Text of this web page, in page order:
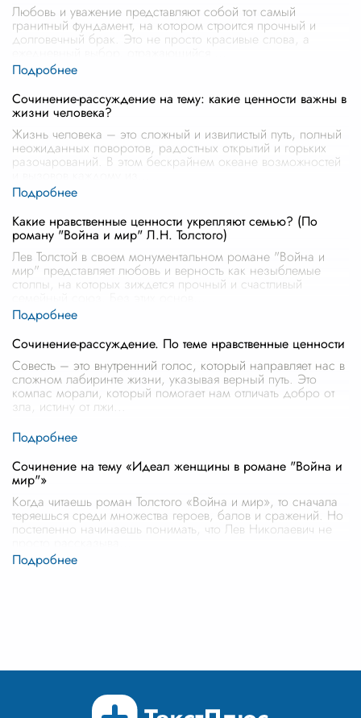
Любовь и уважение представляют собой тот самый
гранитный фундамент, на котором строится прочный и
долговечный брак. Это не просто красивые слова, а
Сочинение-рассуждение на тему: какие ценности важны в
жизни человека?
Жизнь человека – это сложный и извилистый путь, полный
неожиданных поворотов, радостных открытий и горьких
разочарований. В этом бескрайнем океане возможностей
Какие нравственные ценности укрепляют семью? (По
роману "Война и мир" Л.Н. Толстого)
Лев Толстой в своем монументальном романе "Война и
мир" представляет любовь и верность как незыблемые
столпы, на которых зиждется прочный и счастливый
Сочинение-рассуждение. По теме нравственные ценности
Совесть – это внутренний голос, который направляет нас в
сложном лабиринте жизни, указывая верный путь. Это
компас морали, который помогает нам отличать добро от
зла, истину от лжи
Сочинение на тему «Идеал женщины в романе "Война и
мир"»
Когда читаешь роман Толстого «Война и мир», то сначала
теряешься среди множества героев, балов и сражений. Но
постепенно начинаешь понимать, что Лев Николаевич не